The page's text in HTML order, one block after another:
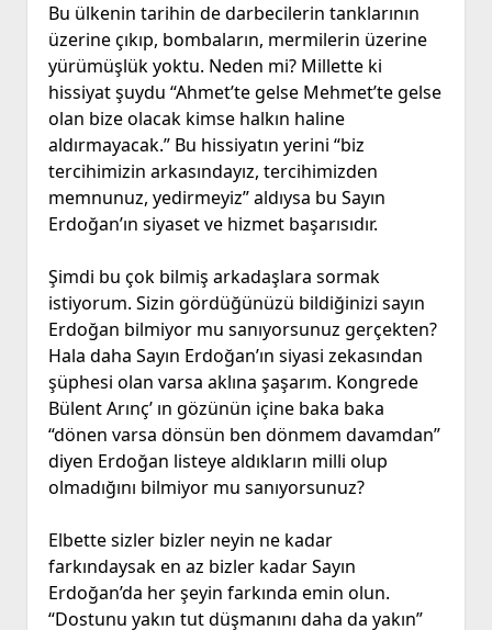
Bu ülkenin tarihin de darbecilerin tanklarının
üzerine çıkıp, bombaların, mermilerin üzerine
yürümüşlük yoktu. Neden mi? Millette ki
hissiyat şuydu “Ahmet’te gelse Mehmet’te gelse
olan bize olacak kimse halkın haline
aldırmayacak.” Bu hissiyatın yerini “biz
tercihimizin arkasındayız, tercihimizden
memnunuz, yedirmeyiz” aldıysa bu Sayın
Erdoğan’ın siyaset ve hizmet başarısıdır.
Şimdi bu çok bilmiş arkadaşlara sormak
istiyorum. Sizin gördüğünüzü bildiğinizi sayın
Erdoğan bilmiyor mu sanıyorsunuz gerçekten?
Hala daha Sayın Erdoğan’ın siyasi zekasından
şüphesi olan varsa aklına şaşarım. Kongrede
Bülent Arınç’ ın gözünün içine baka baka
“dönen varsa dönsün ben dönmem davamdan”
diyen Erdoğan listeye aldıkların milli olup
olmadığını bilmiyor mu sanıyorsunuz?
Elbette sizler bizler neyin ne kadar
farkındaysak en az bizler kadar Sayın
Erdoğan’da her şeyin farkında emin olun.
“Dostunu yakın tut düşmanını daha da yakın”